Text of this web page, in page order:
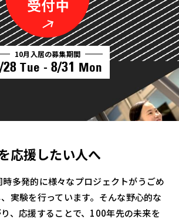
10月入居の募集期間
Tue - 8/31 Mon
応援したい人へ
多発的に様々なプロジェクトがうごめ
実験を行っています。そんな野心的な
、応援することで、100年先の未来を